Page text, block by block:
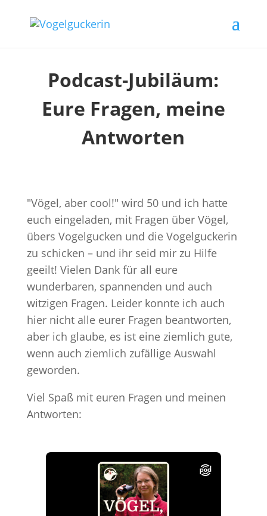
Podcast-Jubiläum:
Eure Fragen, meine
Antworten
"Vögel, aber cool!" wird 50 und ich hatte
euch eingeladen, mit Fragen über Vögel,
übers Vogelgucken und die Vogelguckerin
zu schicken – und ihr seid mir zu Hilfe
geeilt! Vielen Dank für all eure
wunderbaren, spannenden und auch
witzigen Fragen. Leider konnte ich auch
hier nicht alle eurer Fragen beantworten,
aber ich glaube, es ist eine ziemlich gute,
wenn auch ziemlich zufällige Auswahl
geworden.
Viel Spaß mit euren Fragen und meinen
Antworten: